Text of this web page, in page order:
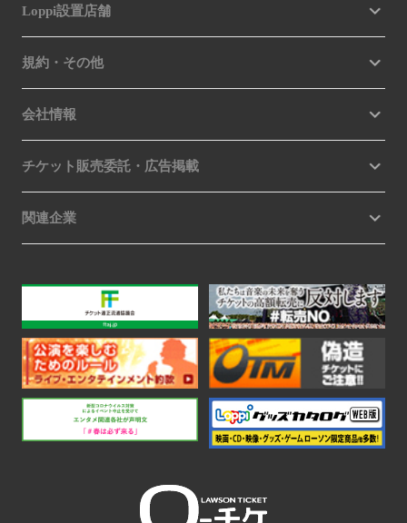
Loppi設置店舗
規約・その他
会社情報
チケット販売委託・広告掲載
関連企業